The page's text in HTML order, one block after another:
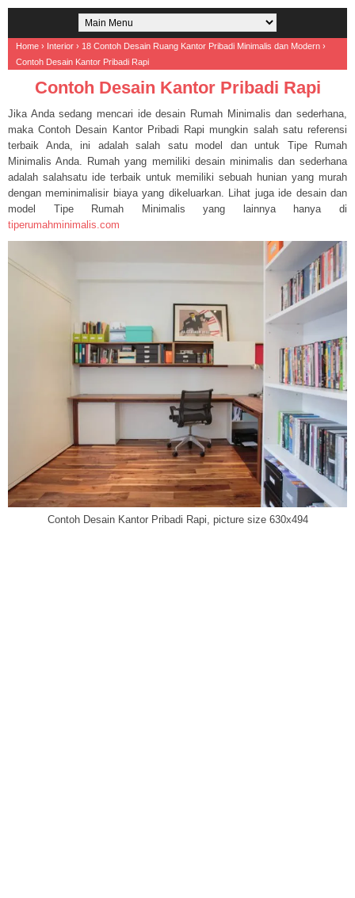
Home › Interior › 18 Contoh Desain Ruang Kantor Pribadi Minimalis dan Modern ›
Contoh Desain Kantor Pribadi Rapi
Contoh Desain Kantor Pribadi Rapi
Jika Anda sedang mencari ide desain Rumah Minimalis dan sederhana,
maka Contoh Desain Kantor Pribadi Rapi mungkin salah satu referensi
terbaik Anda, ini adalah salah satu model dan untuk Tipe Rumah
Minimalis Anda. Rumah yang memiliki desain minimalis dan sederhana
adalah salahsatu ide terbaik untuk memiliki sebuah hunian yang murah
dengan meminimalisir biaya yang dikeluarkan. Lihat juga ide desain dan
model Tipe Rumah Minimalis yang lainnya hanya di
tiperumahminimalis.com
Contoh Desain Kantor Pribadi Rapi, picture size 630x494